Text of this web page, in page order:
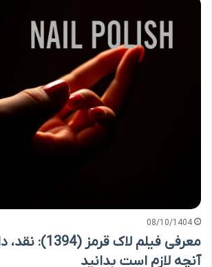
08/10/1404
معرفی فیلم لاک
آنچه لازم است بدانید